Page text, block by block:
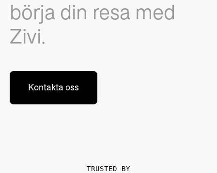
börja din resa med
Zivi.
Kontakta oss
TRUSTED BY